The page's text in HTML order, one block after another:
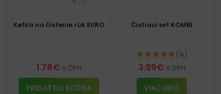
Kefka na čistenie rúk EURO
1.78€ s DPH
PRIDAŤ DO KOŠÍKA
Čistiaci set KOMBI
(1x)
3.99€ s DPH
VIAC INFO